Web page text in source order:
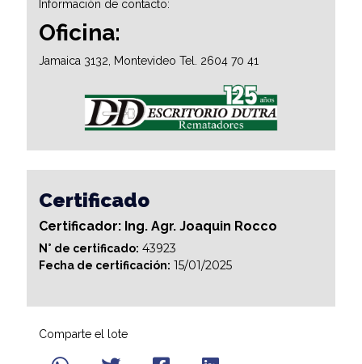
Información de contacto:
Oficina:
Jamaica 3132, Montevideo Tel. 2604 70 41
Certificado
Certificador: Ing. Agr. Joaquin Rocco
N° de certificado: 43923
Fecha de certificación: 15/01/2025
Comparte el lote